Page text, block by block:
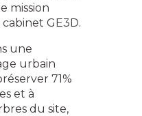
mission
GE3D.​
une
urbain
71%
et à
du site,